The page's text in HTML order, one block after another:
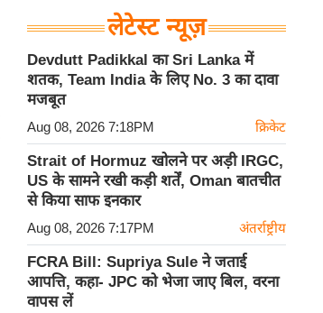
लेटेस्ट न्यूज़
Devdutt Padikkal का Sri Lanka में
शतक, Team India के लिए No. 3 का दावा
मजबूत
Aug 08, 2026 7:18PM क्रिकेट
Strait of Hormuz खोलने पर अड़ी IRGC,
US के सामने रखी कड़ी शर्तें, Oman बातचीत
से किया साफ इनकार
Aug 08, 2026 7:17PM अंतर्राष्ट्रीय
FCRA Bill: Supriya Sule ने जताई
आपत्ति, कहा- JPC को भेजा जाए बिल, वरना
वापस लें